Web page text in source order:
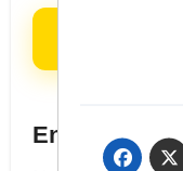
Entonces…